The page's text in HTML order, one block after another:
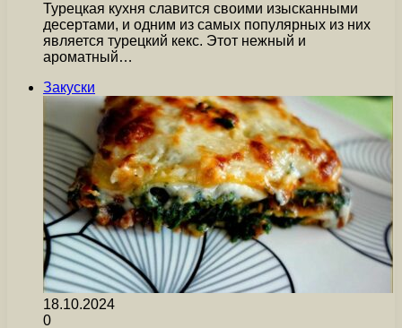
Турецкая кухня славится своими изысканными
десертами, и одним из самых популярных из них
является турецкий кекс. Этот нежный и
ароматный…
Закуски
18.10.2024
0